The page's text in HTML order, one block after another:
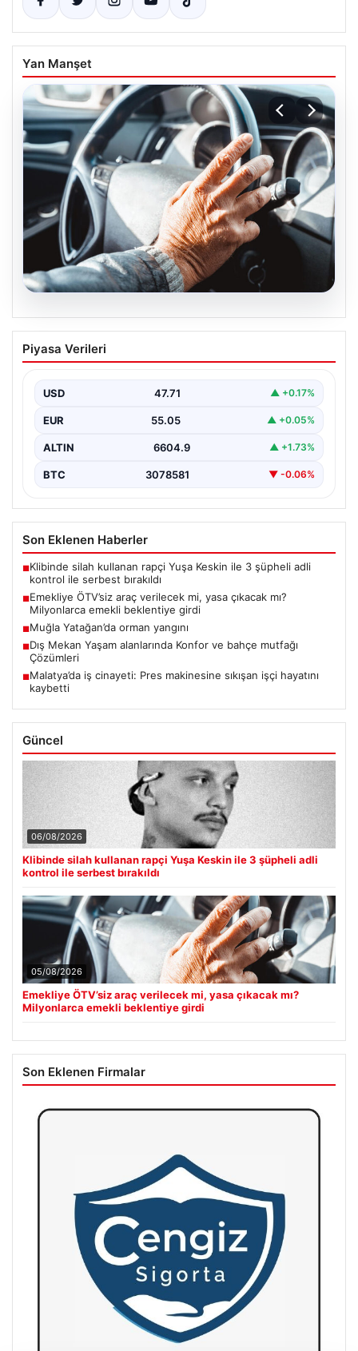
Yan Manşet
Emekliye ÖTV’siz araç verilecek mi,
yasa çıkacak mı? Milyonlarca emekli
Piyasa Verileri
USD 47.71 ▲ +0.17%
EUR 55.05 ▲ +0.05%
ALTIN 6604.9 ▲ +1.73%
BTC 3078581 ▼ -0.06%
Son Eklenen Haberler
■Klibinde silah kullanan rapçi Yuşa Keskin ile 3 şüpheli adli
kontrol ile serbest bırakıldı
■Emekliye ÖTV’siz araç verilecek mi, yasa çıkacak mı?
Milyonlarca emekli beklentiye girdi
■Muğla Yatağan’da orman yangını
■Dış Mekan Yaşam alanlarında Konfor ve bahçe mutfağı
Çözümleri
■Malatya’da iş cinayeti: Pres makinesine sıkışan işçi hayatını
kaybetti
Güncel
06/08/2026
Klibinde silah kullanan rapçi Yuşa Keskin ile 3 şüpheli adli
kontrol ile serbest bırakıldı
05/08/2026
Emekliye ÖTV’siz araç verilecek mi, yasa çıkacak mı?
Milyonlarca emekli beklentiye girdi
Son Eklenen Firmalar